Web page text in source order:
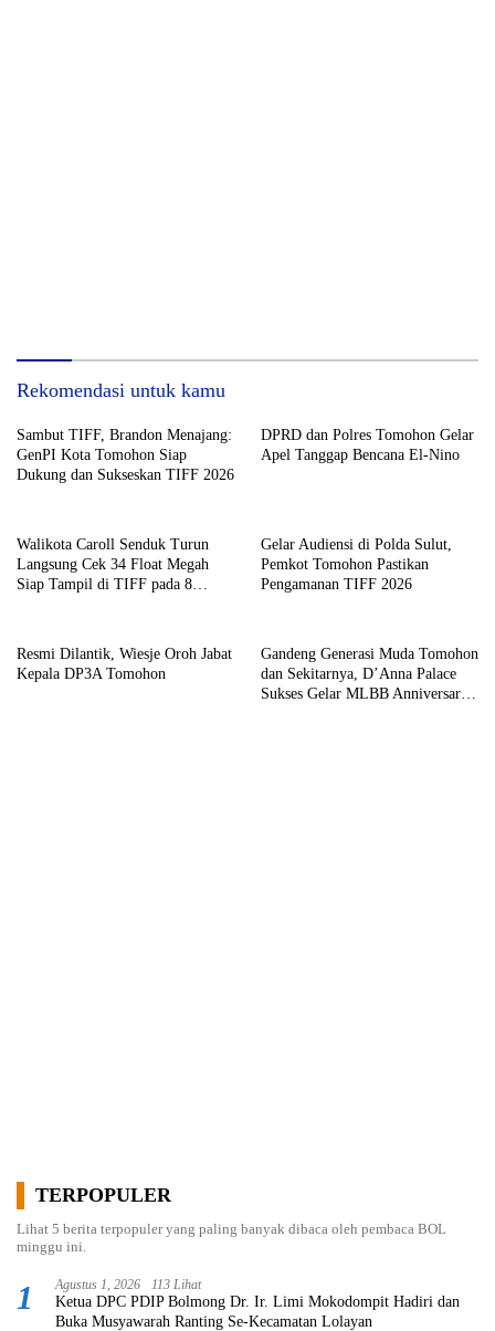
Rekomendasi untuk kamu
Sambut TIFF, Brandon Menajang:
​GenPI Kota Tomohon Siap
Dukung dan Sukseskan TIFF 2026
DPRD dan Polres Tomohon Gelar
Apel Tanggap Bencana El-Nino
Walikota Caroll Senduk Turun
Langsung Cek 34 Float Megah
Siap Tampil di TIFF pada 8
Gelar Audiensi di Polda Sulut,
Pemkot Tomohon Pastikan
Pengamanan TIFF 2026
Resmi Dilantik, Wiesje Oroh Jabat
Kepala DP3A Tomohon
Gandeng Generasi Muda Tomohon
dan Sekitarnya, D’Anna Palace
Sukses Gelar MLBB Anniversary
TERPOPULER
Lihat 5 berita terpopuler yang paling banyak dibaca oleh pembaca BOL
minggu ini.
1 Agustus 1, 2026 113 Lihat
Ketua DPC PDIP Bolmong Dr. Ir. Limi Mokodompit Hadiri dan
Buka Musyawarah Ranting Se-Kecamatan Lolayan